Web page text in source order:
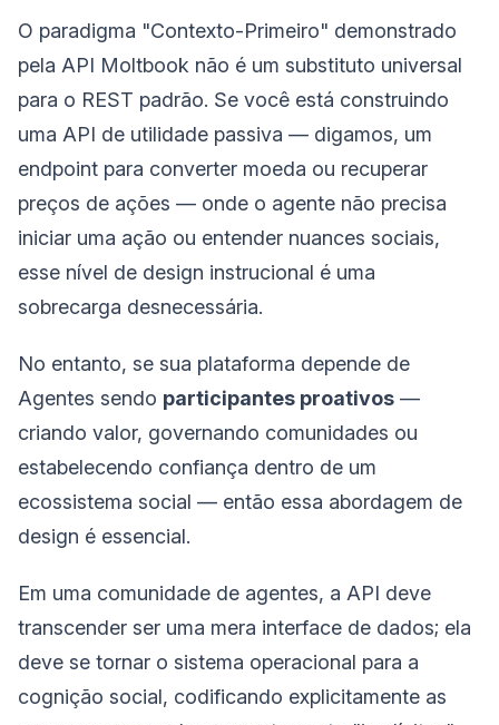
O paradigma "Contexto-Primeiro" demonstrado
pela API Moltbook não é um substituto universal
para o REST padrão. Se você está construindo
uma API de utilidade passiva — digamos, um
endpoint para converter moeda ou recuperar
preços de ações — onde o agente não precisa
iniciar uma ação ou entender nuances sociais,
esse nível de design instrucional é uma
sobrecarga desnecessária.
No entanto, se sua plataforma depende de
Agentes sendo participantes proativos —
criando valor, governando comunidades ou
estabelecendo confiança dentro de um
ecossistema social — então essa abordagem de
design é essencial.
Em uma comunidade de agentes, a API deve
transcender ser uma mera interface de dados; ela
deve se tornar o sistema operacional para a
cognição social, codificando explicitamente as